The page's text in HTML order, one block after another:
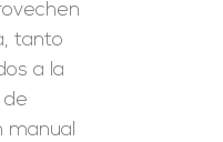
tanto
a la
de
manual